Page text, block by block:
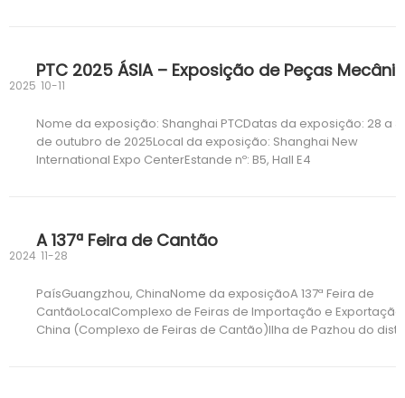
Nome da exposição: Shanghai PTCDatas da exposição: 28 a 31
de outubro de 2025Local da exposição: Shanghai New
International Expo CenterEstande nº: B5, Hall E4
2025 10-11
A 137ª Feira de Cantão
PaísGuangzhou, ChinaNome da exposiçãoA 137ª Feira de
CantãoLocalComplexo de Feiras de Importação e
China (Complexo de Feiras de Cantão)Ilha de Pazhou do
2024 11-28